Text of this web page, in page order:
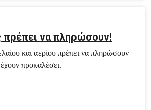
πρέπει να πληρώσουν!
και αερίου πρέπει να πληρώσουν
έχουν προκαλέσει.